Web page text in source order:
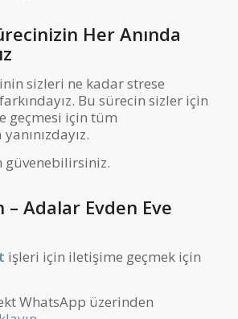
Her Anında
sizleri ne kadar strese
Bu sürecin sizler için
geçmesi için tüm
güvenebilirsiniz.
Adalar Evden Eve
işleri için iletişime geçmek için
WhatsApp üzerinden